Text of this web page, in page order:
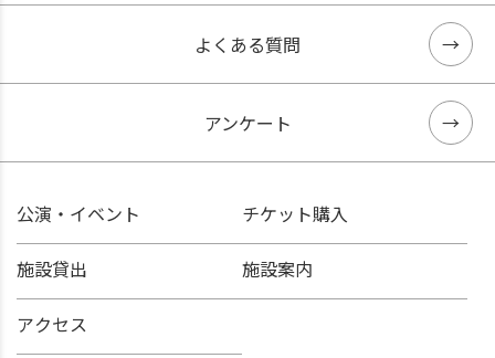
よくある質問
アンケート
公演・イベント チケット購入
施設貸出 施設案内
アクセス